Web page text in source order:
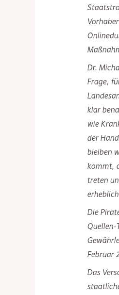
Dr.
Frage,
klar
wie
der
bleiben
kommt,
treten
Die
Quellen-
Februar
Das